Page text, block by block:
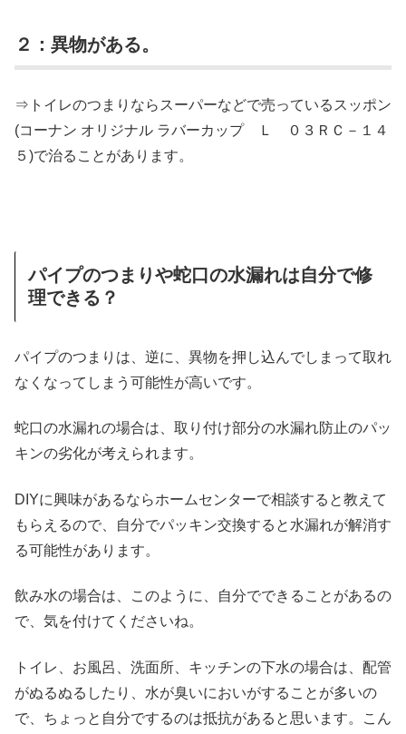
２：異物がある。
⇒トイレのつまりならスーパーなどで売っているスッポン
(コーナン オリジナル ラバーカップ Ｌ ０３ＲＣ－１４
５)で治ることがあります。
パイプのつまりや蛇口の水漏れは自分で修
理できる？
パイプのつまりは、逆に、異物を押し込んでしまって取れ
なくなってしまう可能性が高いです。
蛇口の水漏れの場合は、取り付け部分の水漏れ防止のパッ
キンの劣化が考えられます。
DIYに興味があるならホームセンターで相談すると教えて
もらえるので、自分でパッキン交換すると水漏れが解消す
る可能性があります。
飲み水の場合は、このように、自分でできることがあるの
で、気を付けてくださいね。
トイレ、お風呂、洗面所、キッチンの下水の場合は、配管
がぬるぬるしたり、水が臭いにおいがすることが多いの
で、ちょっと自分でするのは抵抗があると思います。こん